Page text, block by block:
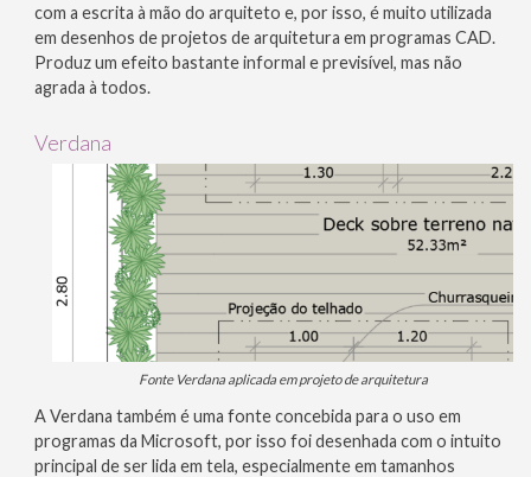
com a escrita à mão do arquiteto e, por isso, é muito utilizada
em desenhos de projetos de arquitetura em programas CAD.
Produz um efeito bastante informal e previsível, mas não
agrada à todos.
Verdana
Fonte Verdana aplicada em projeto de arquitetura
A Verdana também é uma fonte concebida para o uso em
programas da Microsoft, por isso foi desenhada com o intuito
principal de ser lida em tela, especialmente em tamanhos